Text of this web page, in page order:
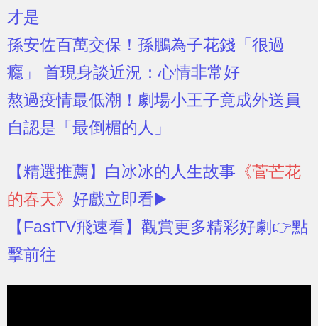
才是
孫安佐百萬交保！孫鵬為子花錢「很過
癮」 首現身談近況：心情非常好
熬過疫情最低潮！劇場小王子竟成外送員
自認是「最倒楣的人」
【精選推薦】 白冰冰的人生故事 《菅芒花
的春天》 好戲立即看▶️
【FastTV飛速看】 觀賞更多精彩好劇👉點
擊前往